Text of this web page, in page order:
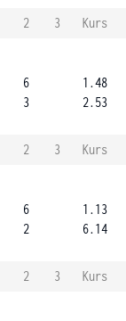
2 3
Kurs
6
3
1.48
2.53
2 3
Kurs
6
2
1.13
6.14
2 3
Kurs